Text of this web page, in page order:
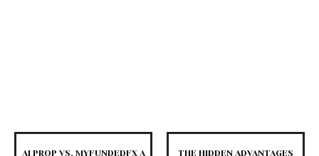
AI PROP VS. MYFUNDEDFX A
THE HIDDEN ADVANTAGES